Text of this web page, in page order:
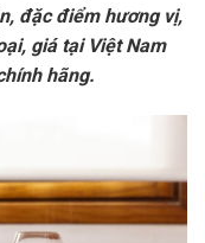
đặc điểm hương vị,
giá tại Việt Nam
hãng.